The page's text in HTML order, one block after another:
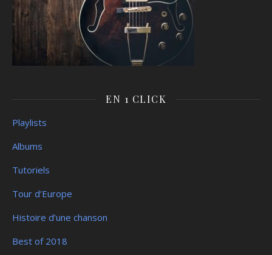
EN 1 CLICK
Playlists
Albums
Tutoriels
Tour d’Europe
Histoire d’une chanson
Best of 2018